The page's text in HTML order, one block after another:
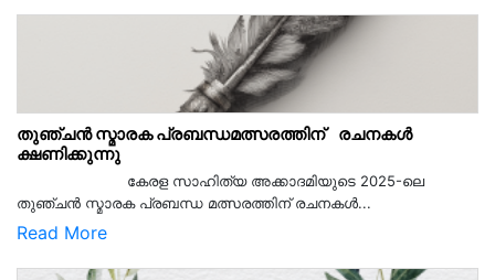
തുഞ്ചൻ സ്മാരക പ്രബന്ധമത്സരത്തിന് രചനകൾ
ക്ഷണിക്കുന്നു
കേരള സാഹിത്യ അക്കാദമിയുടെ 2025-ലെ
തുഞ്ചൻ സ്മാരക പ്രബന്ധ മത്സരത്തിന് രചനകൾ...
Read More